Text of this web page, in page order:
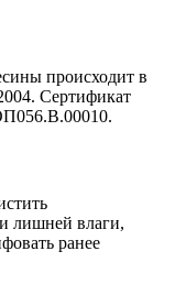
происходит в
Сертификат
лишней влаги,
ранее